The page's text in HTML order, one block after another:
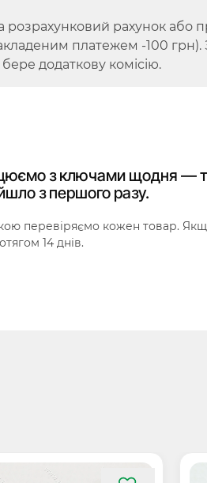
рахунок або
платежем -100 грн).
додаткову комісію.
з ключами щодня —
з першого разу.
перевіряємо кожен товар.
14 днів.